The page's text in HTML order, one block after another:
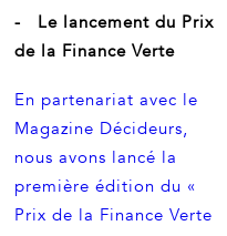
- Le lancement du Prix
de la Finance Verte
En partenariat avec le
Magazine Décideurs,
nous avons lancé la
première édition du «
Prix de la Finance Verte